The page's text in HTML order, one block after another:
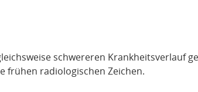
schwereren Krankheitsverlauf
frühen radiologischen Zeichen.